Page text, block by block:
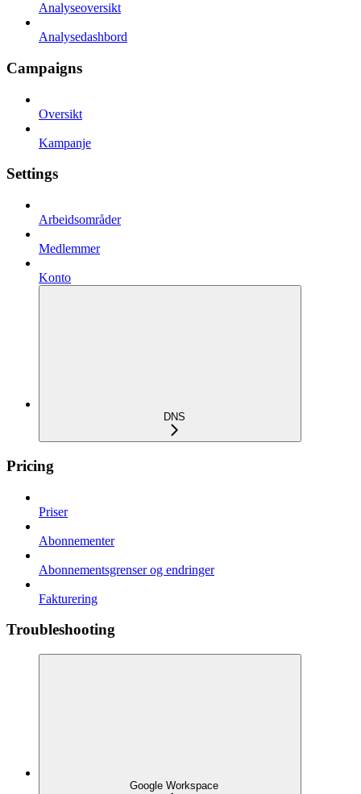
Analyseoversikt
Analysedashbord
Campaigns
Oversikt
Kampanje
Settings
Arbeidsområder
Medlemmer
Konto
DNS
Pricing
Priser
Abonnementer
Abonnementsgrenser og endringer
Fakturering
Troubleshooting
Google Workspace